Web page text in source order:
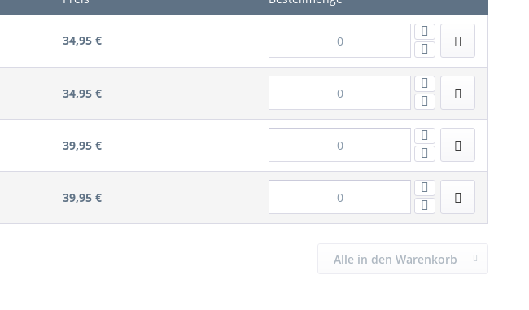
34,95 €
34,95 €
39,95 €
39,95 €
Alle in den Warenkorb